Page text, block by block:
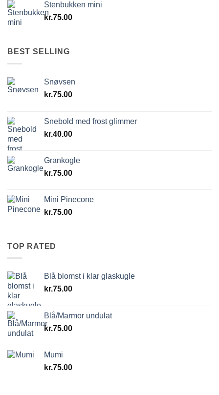
Stenbukken mini
kr.75.00
BEST SELLING
Snøvsen
kr.75.00
Snebold med frost glimmer
kr.40.00
Grankogle
kr.75.00
Mini Pinecone
kr.75.00
TOP RATED
Blå blomst i klar glaskugle
kr.75.00
Blå/Marmor undulat
kr.75.00
Mumi
kr.75.00